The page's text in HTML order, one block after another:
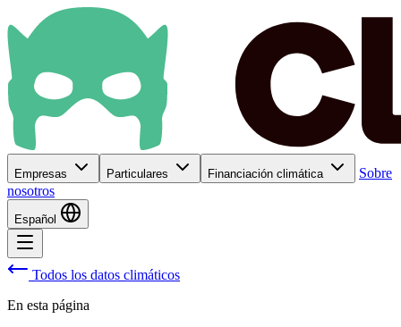
Empresas Particulares Financiación climática
Sobre
nosotros
Español
Todos los datos climáticos
En esta página